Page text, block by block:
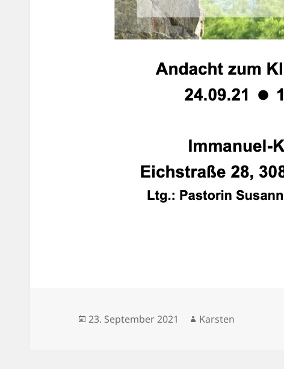
Veröffentlicht
23. September 2021 Autor
Karsten